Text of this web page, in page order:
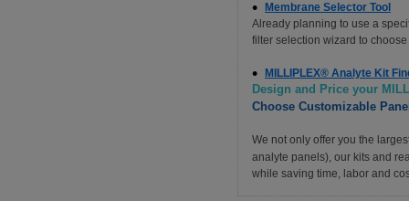
Membrane Selector Tool
Already planning to use a
filter selection wizard to
MILLIPLEX® Analyte Kit
Design and Price your
Choose Customizable
We not only offer you the
analyte panels), our kits and
while saving time, labor and